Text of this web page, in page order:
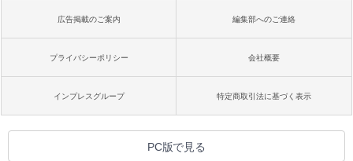
広告掲載のご案内 編集部へのご連絡
プライバシーポリシー 会社概要
インプレスグループ 特定商取引法に基づく表示
PC版で見る